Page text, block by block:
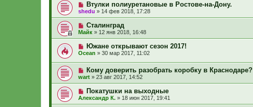
Втулки полиуретановые в Ростове-на-Дону.
shedu » 14 фев 2018, 17:28
Сталинград
Майк » 12 янв 2018, 16:48
Южане открывают сезон 2017!
Ocean » 30 мар 2017, 11:02
Кому доверить разобрать коробку в Краснодаре?
wart » 23 авг 2017, 14:52
Покатушки на выходные
Александр К. » 18 июн 2017, 19:41